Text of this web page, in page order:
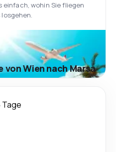
einfach, wohin Sie fliegen
von Wien nach Marsa
Tage